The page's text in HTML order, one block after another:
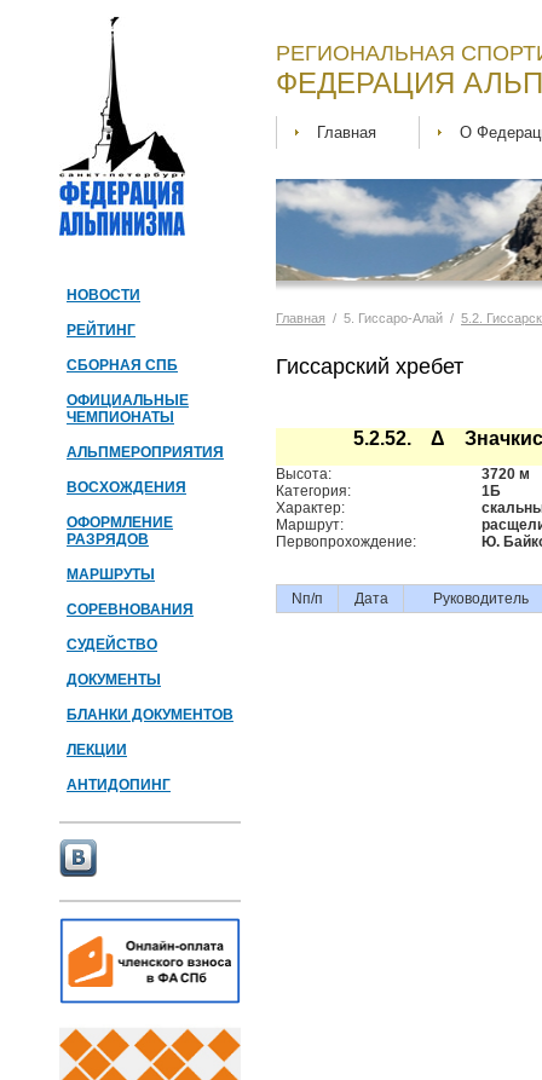
НОВОСТИ
РЕЙТИНГ
СБОРНАЯ СПБ
ОФИЦИАЛЬНЫЕ
ЧЕМПИОНАТЫ
АЛЬПМЕРОПРИЯТИЯ
ВОСХОЖДЕНИЯ
ОФОРМЛЕНИЕ
РАЗРЯДОВ
МАРШРУТЫ
СОРЕВНОВАНИЯ
СУДЕЙСТВО
ДОКУМЕНТЫ
БЛАНКИ ДОКУМЕНТОВ
ЛЕКЦИИ
АНТИДОПИНГ
РЕГИОНАЛЬНАЯ
ФЕДЕРАЦИЯ
Главная О
Главная / 5. Гиссаро-Алай / 5.2.
Гиссарский хребет
5.2.52. Δ
Высота:
3720 м
Категория:
1Б
Характер:
Маршрут:
Первопрохождение:
Ю.
Nп/п Дата Руководитель